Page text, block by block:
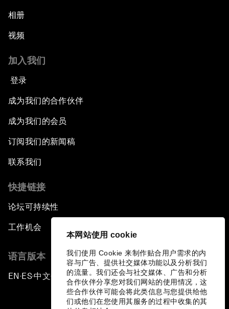
本网站使用 cookie
我们使用 Cookie 来制作贴合用户需求的内
容与广告、提供社交媒体功能以及分析我们
的流量。我们还会与社交媒体、广告和分析
合作伙伴分享您对我们网站的使用情况，这
些合作伙伴可能会将此类信息与您提供给他
们或他们在您使用其服务的过程中收集的其
相册
视频
加入我们
登录
成为我们的合作伙伴
成为我们的会员
订阅我们的新闻稿
联系我们
快捷链接
论坛可持续性
工作机会
语言版本
EN ▪ES▪中文▪ 日本語